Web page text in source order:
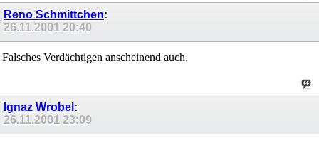
Reno Schmittchen:
26.11.2001 20:40
Falsches Verdächtigen anscheinend auch.
Ignaz Wrobel :
26.11.2001 23:09